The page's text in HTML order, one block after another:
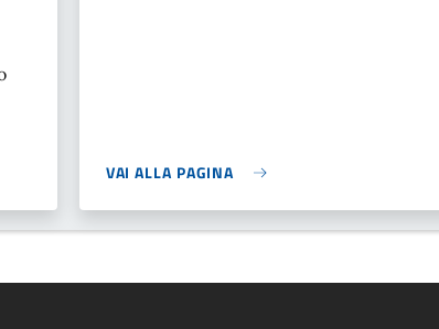
VAI ALLA PAGINA